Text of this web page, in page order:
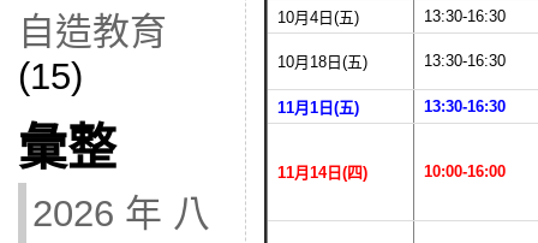
自造教育
(15)
彙整
2026 年 八
10月4日(五) 13:30-16:30
10月18日(五) 13:30-16:30
11月1日(五) 13:30-16:30
11月14日(四) 10:00-16:00